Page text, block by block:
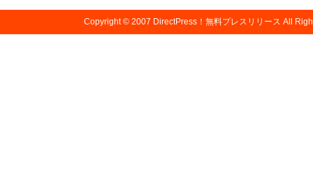
Copyright © 2007 DirectPress！無料プレスリリース All